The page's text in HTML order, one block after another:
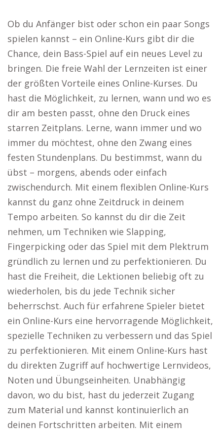
Ob du Anfänger bist oder schon ein paar Songs
spielen kannst – ein Online-Kurs gibt dir die
Chance, dein Bass-Spiel auf ein neues Level zu
bringen. Die freie Wahl der Lernzeiten ist einer
der größten Vorteile eines Online-Kurses. Du
hast die Möglichkeit, zu lernen, wann und wo es
dir am besten passt, ohne den Druck eines
starren Zeitplans. Lerne, wann immer und wo
immer du möchtest, ohne den Zwang eines
festen Stundenplans. Du bestimmst, wann du
übst – morgens, abends oder einfach
zwischendurch. Mit einem flexiblen Online-Kurs
kannst du ganz ohne Zeitdruck in deinem
Tempo arbeiten. So kannst du dir die Zeit
nehmen, um Techniken wie Slapping,
Fingerpicking oder das Spiel mit dem Plektrum
gründlich zu lernen und zu perfektionieren. Du
hast die Freiheit, die Lektionen beliebig oft zu
wiederholen, bis du jede Technik sicher
beherrschst. Auch für erfahrene Spieler bietet
ein Online-Kurs eine hervorragende Möglichkeit,
spezielle Techniken zu verbessern und das Spiel
zu perfektionieren. Mit einem Online-Kurs hast
du direkten Zugriff auf hochwertige Lernvideos,
Noten und Übungseinheiten. Unabhängig
davon, wo du bist, hast du jederzeit Zugang
zum Material und kannst kontinuierlich an
deinen Fortschritten arbeiten. Mit einem